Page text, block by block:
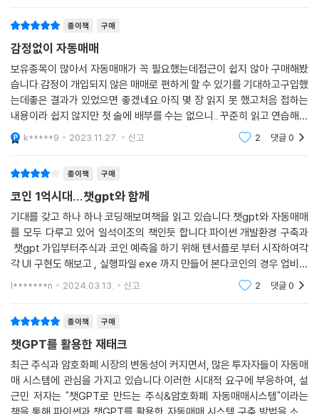
종이책 구매
감정없이 자동매매
보유종목이 많아서 자동매매가 꼭 필요했는데접근이 쉽지 않아 구매해봤
습니다.감정이 개입되지 않은 매매로 편하게 할 수 있기를 기대하고구입했
는데좋은 결과가 있었으면 좋겠네요.아직 몇 장 읽지 못 했고처음 접하는
내용이라 쉽지 않지만 첫 술에 배부를 수는 없으니.. 꾸준히 읽고 연습해서
이번 기회에 제 것으로 만들 수 있으면 좋을 것 같습니다.기존에도 파이썬
을 이용해 매매
k*****9 2023.11.27. 신고 2 댓글0
종이책 구매
코인 1억시대...챗gpt와 함께
기대를 갖고 하나 하나 코딩해보며책을 읽고 있습니다.챗gpt와 자동매매
를 모두 다루고 있어 일석이조의 책인듯 합니다.파이썬 개발환경 구축과
챗gpt 가입부터주식과 코인 예측을 하기 위해 텐서플로 부터 시작하여각
각 UI 구현도 해보고 , 실행파일 exe 까지 만들어 본다코인의 경우 업비트
를 이용하고증권의 경우 키움증권 api를 이용하여 자동매매 시스템까지
l*******n 2024.03.13. 신고 2 댓글0
종이책 구매
챗GPT를 활용한 재태크
최근 주식과 암호화폐 시장의 변동성이 커지면서, 많은 투자자들이 자동매
매 시스템에 관심을 가지고 있습니다.이러한 시대적 요구에 부응하여, 설
근민 저자는 "챗GPT로 만드는 주식&암호화폐 자동매매시스템"이라는